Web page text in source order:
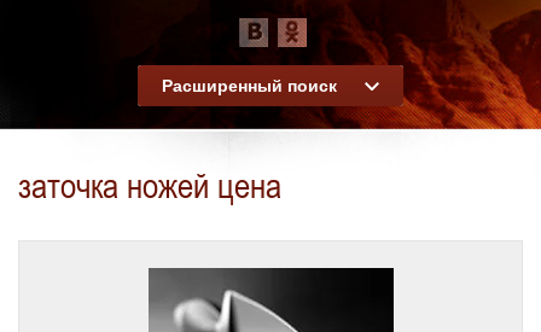
Расширенный поиск
заточка ножей цена